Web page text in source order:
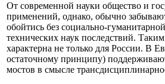
От современной науки общество и
применений, однако, обычно
обойтись без социально-
технических наук последствий.
характерна не только для России. В
остаточному принципу)
мостов в смысле